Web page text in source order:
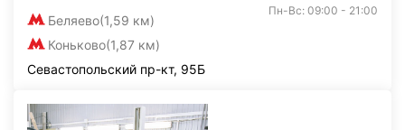
Беляево(1,59 км)
Коньково(1,87 км)
Пн-Вс: 09:00 - 21:00
Севастопольский пр-кт, 95Б